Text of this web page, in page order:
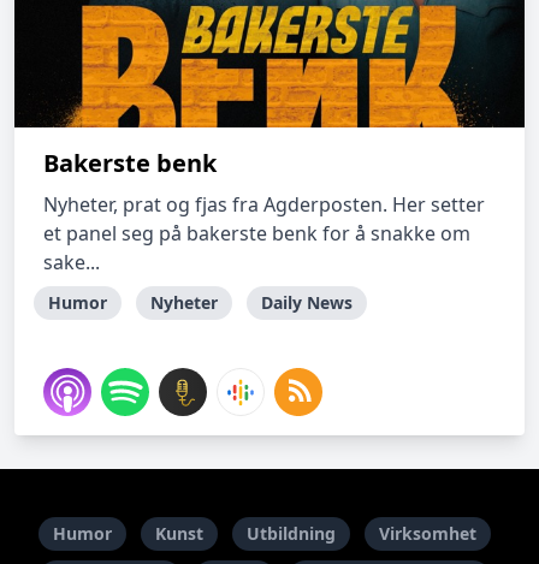
Bakerste benk
Nyheter, prat og fjas fra Agderposten. Her setter
et panel seg på bakerste benk for å snakke om
sake...
Humor Nyheter Daily News
Humor Kunst Utbildning
Virksomhet